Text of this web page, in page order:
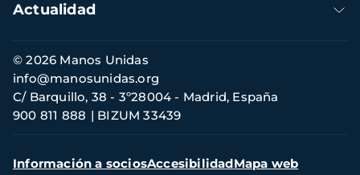
Actualidad
Información
de
contacto
© 2026 Manos Unidas
C/ Barquillo, 38 - 3º28004 - Madrid, España
900 811 888
BIZUM 33439
info@manosunidas.org
Menú
Información a sociosAccesibilidadMapa web